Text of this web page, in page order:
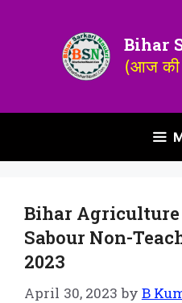
Bihar
(आज की
Bihar
Sabour Non-
2023
April 30, 2023 by B